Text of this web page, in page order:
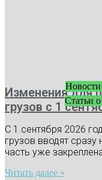
Статьи
Изменения для
грузов с 1
С 1 сентября 2026
грузов вводят
часть уже
Читать далее »